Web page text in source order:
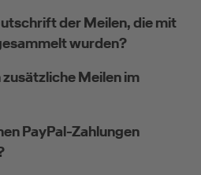
der Meilen, die mit
wurden?
Meilen im
PayPal-Zahlungen